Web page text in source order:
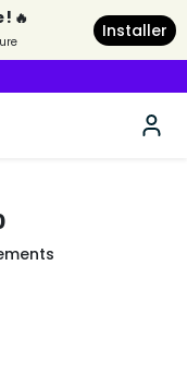
🔥
Installer